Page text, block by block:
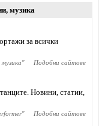
, музика
за всички
" Подобни сайтове
Новини, статии,
" Подобни сайтове